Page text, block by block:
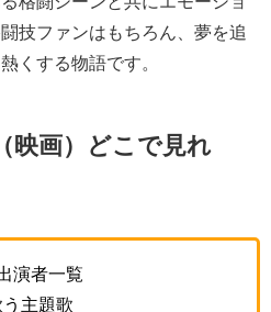
技ファンはもちろん、夢を追
くする物語です。
映画）どこで見れ
演者一覧
主題歌